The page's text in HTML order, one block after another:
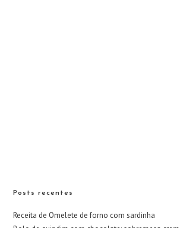
Posts recentes
Receita de Omelete de forno com sardinha